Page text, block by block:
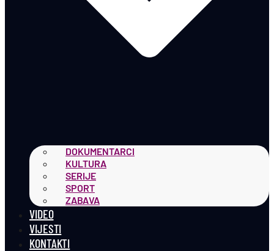
DOKUMENTARCI
KULTURA
SERIJE
SPORT
ZABAVA
VIDEO
VIJESTI
KONTAKTI